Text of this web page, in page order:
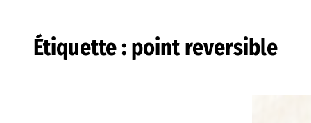
Étiquette : point reversible